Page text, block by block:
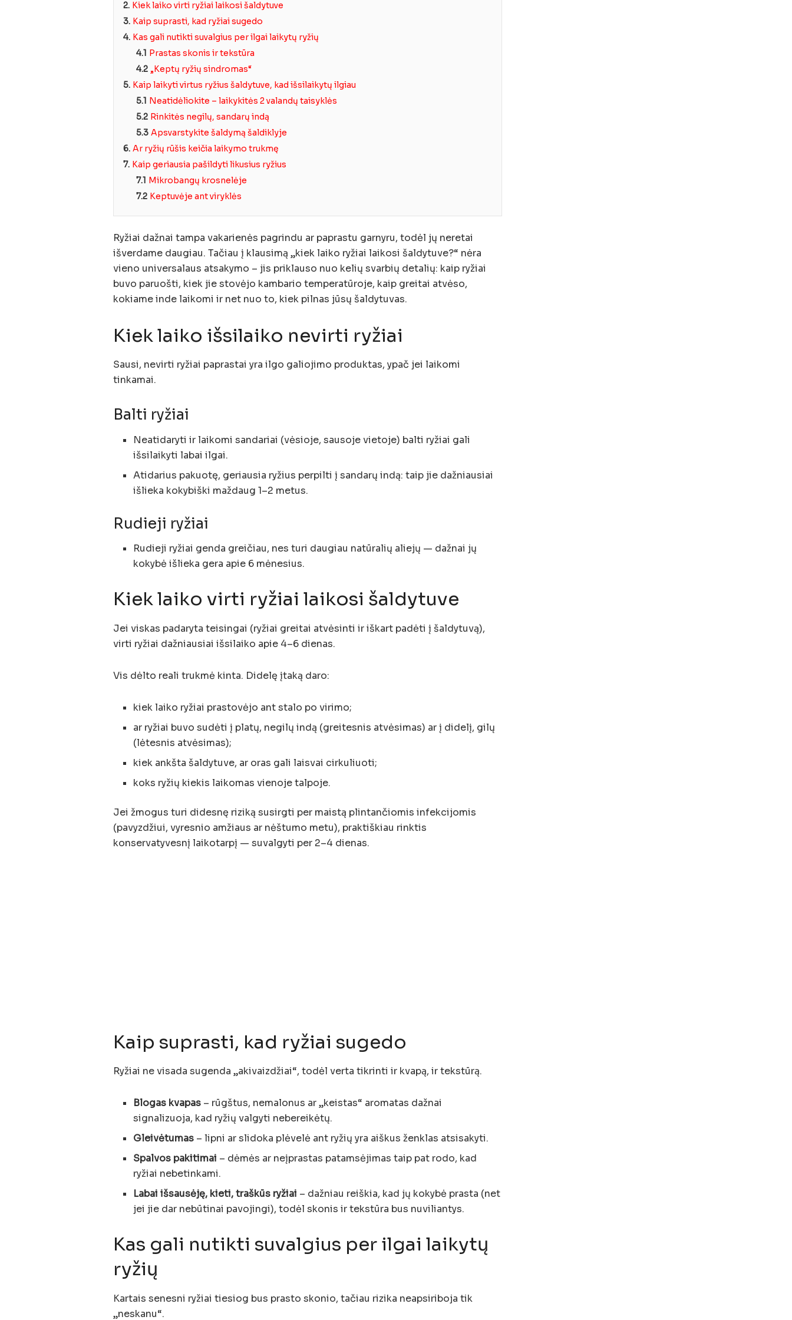
2. Kiek laiko virti ryžiai laikosi šaldytuve
3. Kaip suprasti, kad ryžiai sugedo
4. Kas gali nutikti suvalgius per ilgai laikytų ryžių
4.1 Prastas skonis ir tekstūra
4.2 „Keptų ryžių sindromas“
5. Kaip laikyti virtus ryžius šaldytuve, kad išsilaikytų ilgiau
5.1 Neatidėliokite – laikykitės 2 valandų taisyklės
5.2 Rinkitės negilų, sandarų indą
5.3 Apsvarstykite šaldymą šaldiklyje
6. Ar ryžių rūšis keičia laikymo trukmę
7. Kaip geriausia pašildyti likusius ryžius
7.1 Mikrobangų krosnelėje
7.2 Keptuvėje ant viryklės
Ryžiai dažnai tampa vakarienės pagrindu ar paprastu garnyru, todėl jų neretai
išverdame daugiau. Tačiau į klausimą „kiek laiko ryžiai laikosi šaldytuve?“ nėra
vieno universalaus atsakymo – jis priklauso nuo kelių svarbių detalių: kaip ryžiai
buvo paruošti, kiek jie stovėjo kambario temperatūroje, kaip greitai atvėso,
kokiame inde laikomi ir net nuo to, kiek pilnas jūsų šaldytuvas.
Kiek laiko išsilaiko nevirti ryžiai
Sausi, nevirti ryžiai paprastai yra ilgo galiojimo produktas, ypač jei laikomi
tinkamai.
Balti ryžiai
Neatidaryti ir laikomi sandariai (vėsioje, sausoje vietoje) balti ryžiai gali
išsilaikyti labai ilgai.
Atidarius pakuotę, geriausia ryžius perpilti į sandarų indą: taip jie dažniausiai
išlieka kokybiški maždaug 1–2 metus.
Rudieji ryžiai
Rudieji ryžiai genda greičiau, nes turi daugiau natūralių aliejų — dažnai jų
kokybė išlieka gera apie 6 mėnesius.
Kiek laiko virti ryžiai laikosi šaldytuve
Jei viskas padaryta teisingai (ryžiai greitai atvėsinti ir iškart padėti į šaldytuvą),
virti ryžiai dažniausiai išsilaiko apie 4–6 dienas.
Vis dėlto reali trukmė kinta. Didelę įtaką daro:
kiek laiko ryžiai prastovėjo ant stalo po virimo;
ar ryžiai buvo sudėti į platų, negilų indą (greitesnis atvėsimas) ar į didelį, gilų
(lėtesnis atvėsimas);
kiek ankšta šaldytuve, ar oras gali laisvai cirkuliuoti;
koks ryžių kiekis laikomas vienoje talpoje.
Jei žmogus turi didesnę riziką susirgti per maistą plintančiomis infekcijomis
(pavyzdžiui, vyresnio amžiaus ar nėštumo metu), praktiškiau rinktis
konservatyvesnį laikotarpį — suvalgyti per 2–4 dienas.
Kaip suprasti, kad ryžiai sugedo
Ryžiai ne visada sugenda „akivaizdžiai“, todėl verta tikrinti ir kvapą, ir tekstūrą.
Blogas kvapas – rūgštus, nemalonus ar „keistas“ aromatas dažnai
signalizuoja, kad ryžių valgyti nebereikėtų.
Gleivėtumas – lipni ar slidoka plėvelė ant ryžių yra aiškus ženklas atsisakyti.
Spalvos pakitimai – dėmės ar neįprastas patamsėjimas taip pat rodo, kad
ryžiai nebetinkami.
Labai išsausėję, kieti, traškūs ryžiai – dažniau reiškia, kad jų kokybė prasta (net
jei jie dar nebūtinai pavojingi), todėl skonis ir tekstūra bus nuviliantys.
Kas gali nutikti suvalgius per ilgai laikytų
ryžių
Kartais senesni ryžiai tiesiog bus prasto skonio, tačiau rizika neapsiriboja tik
„neskanu“.